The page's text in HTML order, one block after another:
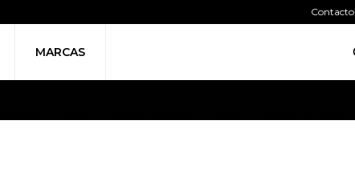
MARCAS
Contacto